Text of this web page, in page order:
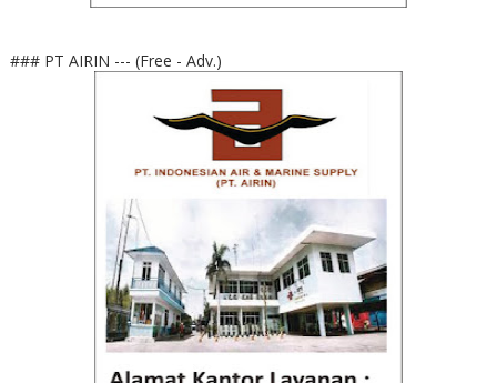
### PT AIRIN --- (Free - Adv.)